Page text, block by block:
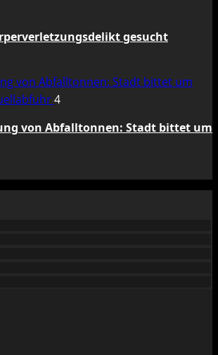
gesucht
von Abfalltonnen: Stadt bittet um
4
von Abfalltonnen: Stadt bittet um